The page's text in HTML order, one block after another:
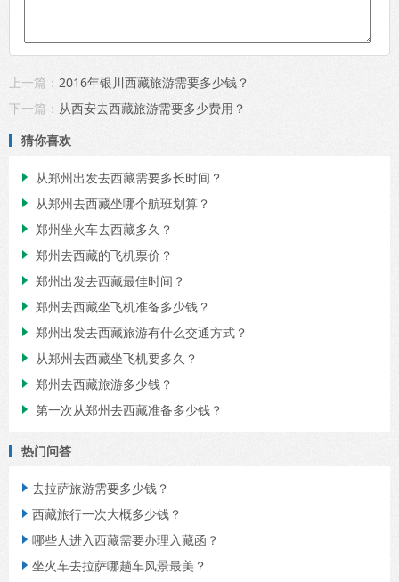
上一篇： 2016年银川西藏旅游需要多少钱？
下一篇： 从西安去西藏旅游需要多少费用？
猜你喜欢
 从郑州出发去西藏需要多长时间？
 从郑州去西藏坐哪个航班划算？
 郑州坐火车去西藏多久？
 郑州去西藏的飞机票价？
 郑州出发去西藏最佳时间？
 郑州去西藏坐飞机准备多少钱？
 郑州出发去西藏旅游有什么交通方式？
 从郑州去西藏坐飞机要多久？
 郑州去西藏旅游多少钱？
 第一次从郑州去西藏准备多少钱？
热门问答
 去拉萨旅游需要多少钱？
 西藏旅行一次大概多少钱？
 哪些人进入西藏需要办理入藏函？
 坐火车去拉萨哪趟车风景最美？